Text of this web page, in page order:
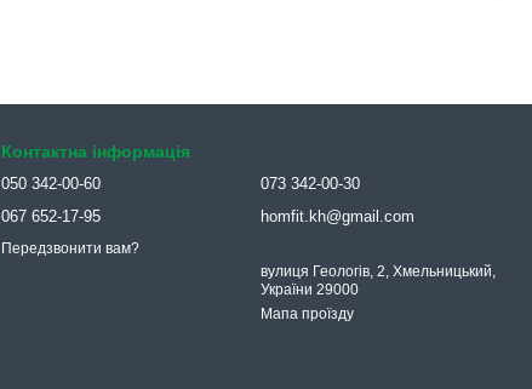
Контактна інформація
050 342-00-60
067 652-17-95
Передзвонити вам?
073 342-00-30
homfit.kh@gmail.com
вулиця Геологів, 2, Хмельницький,
України 29000
Мапа проїзду